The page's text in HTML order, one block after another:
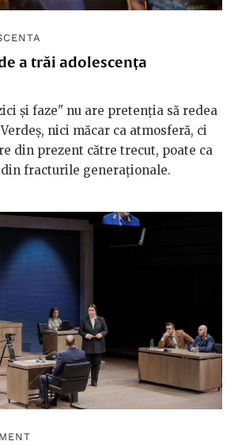
a trăi adolescența
și faze" nu are pretenția să redea
nici măcar ca atmosferă, ci
din prezent către trecut, poate ca
din fracturile generaționale.